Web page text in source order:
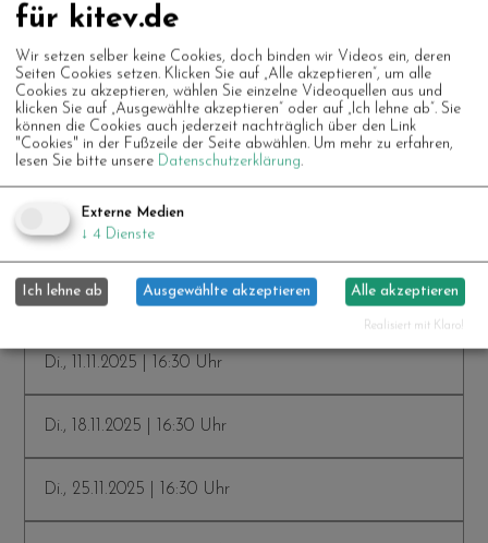
Di., 30.09.2025 | 14:00 Uhr
Di., 07.10.2025 | 14:00 Uhr
Di., 28.10.2025 | 14:00 Uhr
Di., 04.11.2025 | 16:30 Uhr
Di., 11.11.2025 | 16:30 Uhr
Di., 18.11.2025 | 16:30 Uhr
Di., 25.11.2025 | 16:30 Uhr
für kitev.de
Wir setzen selber keine Cookies, doch binden wir Videos ein, deren
Seiten Cookies setzen. Klicken Sie auf „Alle akzeptieren“, um alle
Cookies zu akzeptieren, wählen Sie einzelne Videoquellen aus und
klicken Sie auf „Ausgewählte akzeptieren“ oder auf „Ich lehne ab“. Sie
können die Cookies auch jederzeit nachträglich über den Link
"Cookies" in der Fußzeile der Seite abwählen. Um mehr zu erfahren,
lesen Sie bitte unsere Datenschutzerklärung.
Externe Medien
↓ 4 Dienste
Ich lehne ab Ausgewählte akzeptieren Alle akzeptieren
Realisiert mit Klaro!